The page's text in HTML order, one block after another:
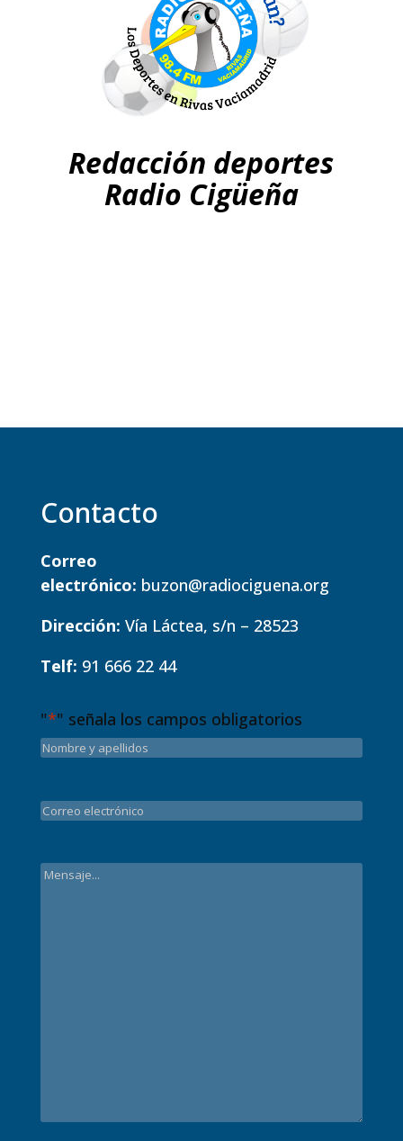
Redacción deportes
Radio Cigüeña
Contacto
Correo
electrónico: buzon@radiociguena.org
Dirección: Vía Láctea, s/n – 28523
Telf: 91 666 22 44
"*" señala los campos obligatorios